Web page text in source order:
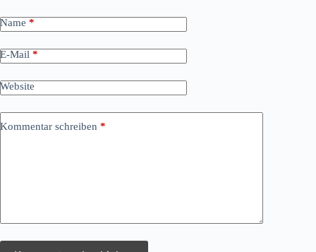
Name *
E-Mail *
Website
Kommentar schreiben *